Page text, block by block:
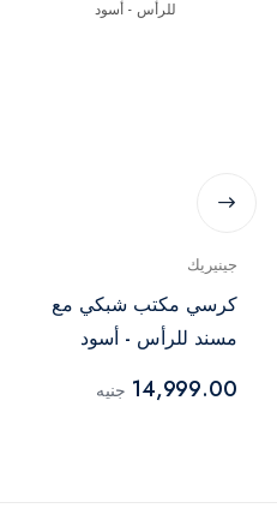
جينيريك
كرسي مكتب شبكي مع
مسند للرأس - أسود
14,999.00 جنيه